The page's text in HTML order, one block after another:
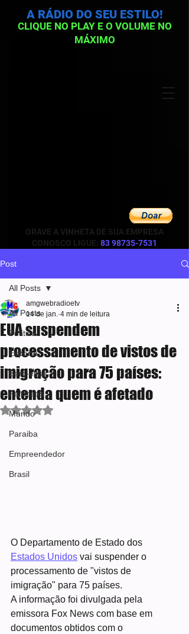
GRAVE A VINHETA DE SUA EMPRESA
CONOSCO LIGUE: 83 98735-7531
CLIQUE NO PLAY E O VOLUME NO
MÁXIMO
A RÁDIO DO SEU ESTILO!
Post
All Posts
Política
Esporte
Bem-estar
Famosos
Mundo
Paraiba
Empreendedor
Brasil
All Posts
EUA suspendem
processamento de vistos de
imigração para 75 países:
entenda quem é afetado
amgwebradioetv
14 de jan. 4 min de leitura
Avaliado com NaN de 5 estrelas.
O Departamento de Estado dos
Estados Unidos vai suspender o
processamento de "vistos de
imigração" para 75 países.
A informação foi divulgada pela
emissora Fox News com base em
documentos obtidos com o